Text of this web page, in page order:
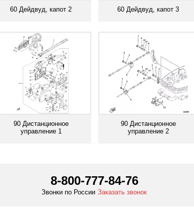
60 Дейдвуд, капот 2 60 Дейдвуд, капот 3
90 Дистанционное
управление 1
90 Дистанционное
управление 2
8-800-777-84-76
Звонки по России Заказать звонок